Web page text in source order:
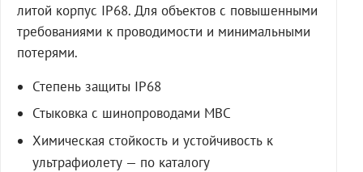
литой корпус IP68. Для объектов с повышенными
требованиями к проводимости и минимальными
потерями.
Степень защиты IP68
Стыковка с шинопроводами МВС
Химическая стойкость и устойчивость к
ультрафиолету — по каталогу